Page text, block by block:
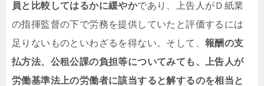
員と比較してはるかに緩やかであり、上告人がＤ紙業
の指揮監督の下で労務を提供していたと評価するには
足りないものといわざるを得ない。そして、 報酬の支
払方法、 公租公課の負担等についてみても、上告人が
労働基準法上の労働者に該当すると解するのを相当と